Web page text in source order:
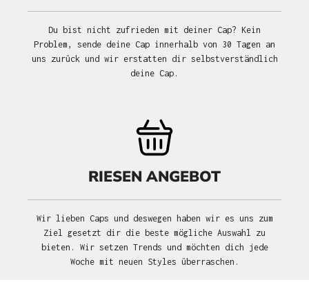
Du bist nicht zufrieden mit deiner Cap? Kein
Problem, sende deine Cap innerhalb von 30 Tagen an
uns zurück und wir erstatten dir selbstverständlich
deine Cap.
RIESEN ANGEBOT
Wir lieben Caps und deswegen haben wir es uns zum
Ziel gesetzt dir die beste mögliche Auswahl zu
bieten. Wir setzen Trends und möchten dich jede
Woche mit neuen Styles überraschen.